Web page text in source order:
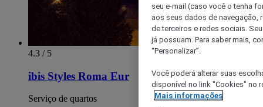
4.3 / 5
ibis Styles Roma Eur
Serviço de quartos
seu e-mail (caso você o tenha
aos seus dados de navegação,
de terceiros e redes sociais.
já possuam. Para saber mais,
“Personalizar”.
Você poderá alterar suas
disponível no link "Cookies" no
Mais informações